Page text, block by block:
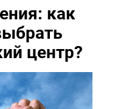
как
центр?